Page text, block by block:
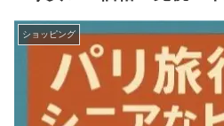
ショッピング